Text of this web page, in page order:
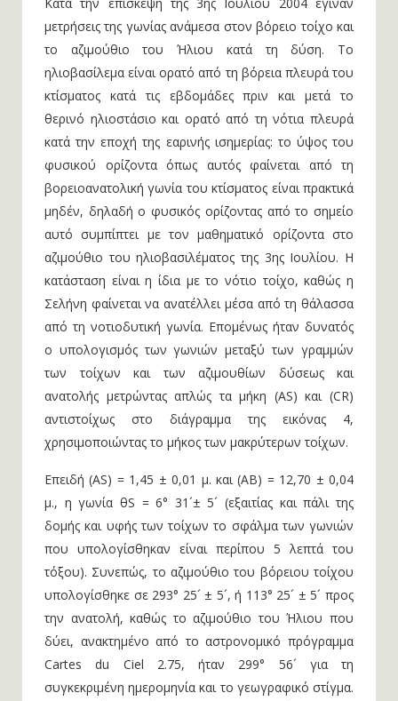
μετρήσεις της γωνίας ανάμεσα στον βόρειο τοίχο και
το αζιμούθιο του Ήλιου κατά τη δύση. Το
ηλιοβασίλεμα είναι ορατό από τη βόρεια πλευρά του
κτίσματος κατά τις εβδομάδες πριν και μετά το
θερινό ηλιοστάσιο και ορατό από τη νότια πλευρά
κατά την εποχή της εαρινής ισημερίας: το ύψος του
φυσικού ορίζοντα όπως αυτός φαίνεται από τη
βορειοανατολική γωνία του κτίσματος είναι πρακτικά
μηδέν, δηλαδή ο φυσικός ορίζοντας από το σημείο
αυτό συμπίπτει με τον μαθηματικό ορίζοντα στο
αζιμούθιο του ηλιοβασιλέματος της 3ης Ιουλίου. Η
κατάσταση είναι η ίδια με το νότιο τοίχο, καθώς η
Σελήνη φαίνεται να ανατέλλει μέσα από τη θάλασσα
από τη νοτιοδυτική γωνία. Επομένως ήταν δυνατός
ο υπολογισμός των γωνιών μεταξύ των γραμμών
των τοίχων και των αζιμουθίων δύσεως και
ανατολής μετρώντας απλώς τα μήκη (AS) και (CR)
αντιστοίχως στο διάγραμμα της εικόνας 4,
χρησιμοποιώντας το μήκος των μακρύτερων τοίχων.
Επειδή (AS) = 1,45 ± 0,01 μ. και (AB) = 12,70 ± 0,04
μ., η γωνία θS = 6° 31´± 5´ (εξαιτίας και πάλι της
δομής και υφής των τοίχων το σφάλμα των γωνιών
που υπολογίσθηκαν είναι περίπου 5 λεπτά του
τόξου). Συνεπώς, το αζιμούθιο του βόρειου τοίχου
υπολογίσθηκε σε 293° 25´ ± 5´, ή 113° 25´ ± 5´ προς
την ανατολή, καθώς το αζιμούθιο του Ήλιου που
δύει, ανακτημένο από το αστρονομικό πρόγραμμα
Cartes du Ciel 2.75, ήταν 299° 56´ για τη
συγκεκριμένη ημερομηνία και το γεωγραφικό στίγμα.